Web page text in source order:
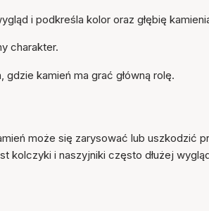
i podkreśla kolor oraz głębię
charakter.
kamień ma grać główną rolę.
może się zarysować lub uszkodzić
kolczyki i naszyjniki często dłużej